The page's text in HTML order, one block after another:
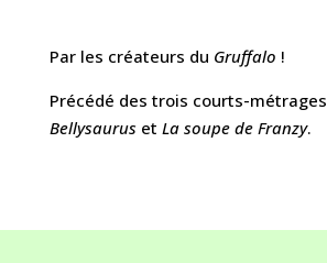
Par les créateurs du Gruffalo !
Précédé des trois courts-métrages
Bellysaurus et La soupe de Franzy.